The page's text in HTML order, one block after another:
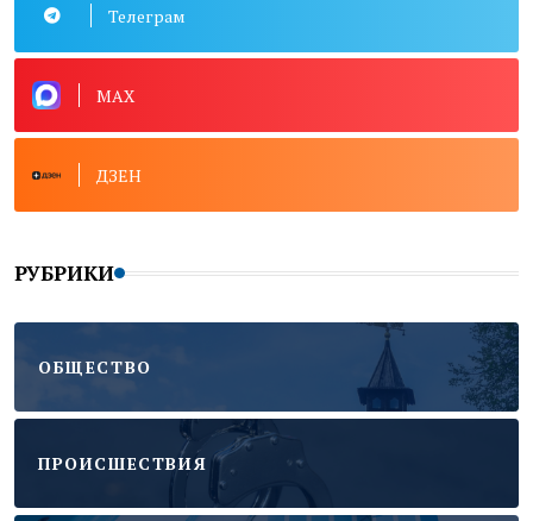
Телеграм
MAX
ДЗЕН
РУБРИКИ
ОБЩЕСТВО
ПРОИСШЕСТВИЯ